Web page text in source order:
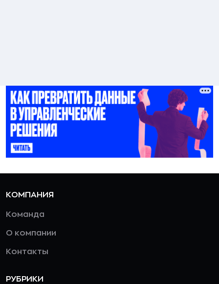
КОМПАНИЯ
Команда
О компании
Контакты
РУБРИКИ